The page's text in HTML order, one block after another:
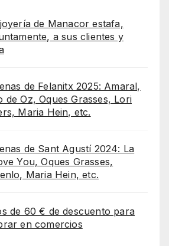
de Manacor estafa,
a sus clientes y
de Felanitx 2025: Amaral,
de Oz, Oques Grasses, Lori
Maria Hein, etc.
de Sant Agustí 2024: La
You, Oques Grasses,
Maria Hein, etc.
de 60 € de descuento para
en comercios